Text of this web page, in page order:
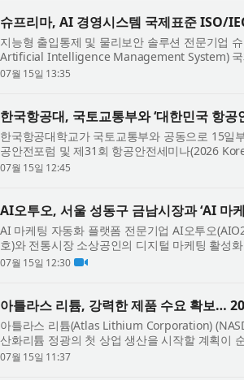
슈프리마, AI 경영시스템 국제표준 ISO/
지능형 출입통제 및 물리보안 솔루션 전문기업
Artificial Intelligence Management System) 국
마가 자사 출입통제 솔루션에 적용되는 AI의 ...
07월 15일 13:35
한국항공대, 국토교통부와 ‘대한민국 항공
한국항공대학교가 국토교통부와 공동으로 15일
공안전포럼 및 제31회 항공안전세미나(2026
화, 함께 여는 항공안전의 새로운 패러다임...
07월 15일 12:45
AI오투오, 서울 성동구 금남시장과 ‘AI 마
AI 마케팅 자동화 플랫폼 전문기업 AI오투오
호)와 전통시장 소상공인의 디지털 마케팅 활성
는 업체명 입력만으로 홍보 영상·콘텐츠...
07월 15일 12:30
아틀라스 리튬, 강력한 제품 수요 확보…
아틀라스 리튬(Atlas Lithium Corporation)
산화리튬 정광의 첫 상업 생산을 시작할 계획이
며 모든 인허가를 완료한 Neves Proje...
07월 15일 11:37